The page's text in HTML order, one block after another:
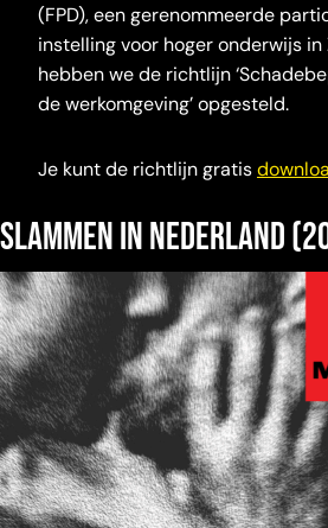
(FPD), een gerenommeerde
instelling voor hoger onderwijs
hebben we de richtlijn
de werkomgeving’ opgesteld.
Je kunt de richtlijn gratis
Slammen in Nederland